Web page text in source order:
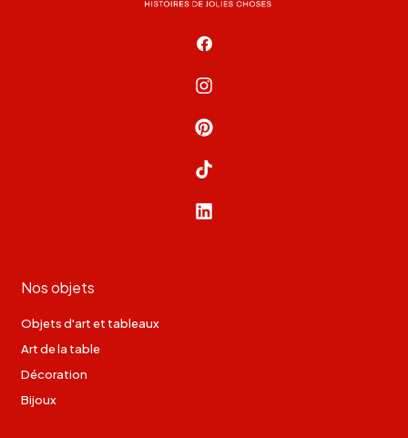
Nos objets
Objets d'art et tableaux
Art de la table
Décoration
Bijoux